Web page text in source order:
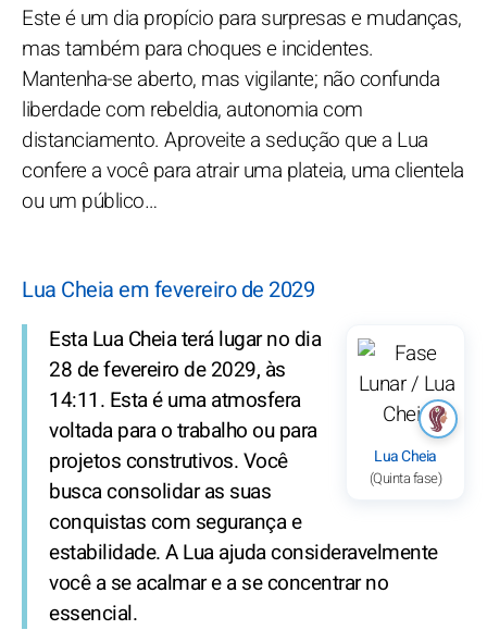
Este é um dia propício para surpresas e mudanças,
mas também para choques e incidentes.
Mantenha-se aberto, mas vigilante; não confunda
liberdade com rebeldia, autonomia com
distanciamento. Aproveite a sedução que a Lua
confere a você para atrair uma plateia, uma clientela
ou um público…
Lua Cheia em fevereiro de 2029
Lua Cheia
(Quinta fase)
Esta Lua Cheia terá lugar no dia
28 de fevereiro de 2029, às
14:11. Esta é uma atmosfera
voltada para o trabalho ou para
projetos construtivos. Você
busca consolidar as suas
conquistas com segurança e
estabilidade. A Lua ajuda consideravelmente
você a se acalmar e a se concentrar no
essencial.